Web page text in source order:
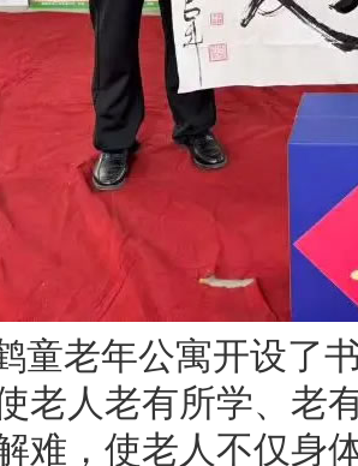
童老年公寓开设了
老人老有所学、老
难，使老人不仅身